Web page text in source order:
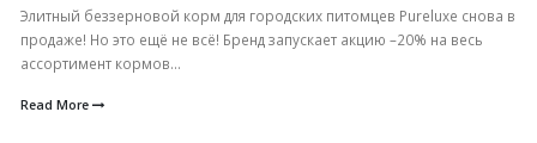
Элитный беззерновой корм для городских питомцев Pureluxe снова в
продаже! Но это ещё не всё! Бренд запускает акцию –20% на весь
ассортимент кормов...
Read More